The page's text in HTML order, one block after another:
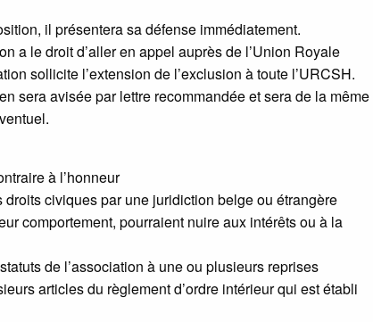
il présentera sa défense immédiatement.
a le droit d’aller en appel auprès de l’Union Royale
sollicite l’extension de l’exclusion à toute l’URCSH.
sera avisée par lettre recommandée et sera de la même
à l’honneur
civiques par une juridiction belge ou étrangère
comportement, pourraient nuire aux intérêts ou à la
de l’association à une ou plusieurs reprises
articles du règlement d’ordre intérieur qui est établi